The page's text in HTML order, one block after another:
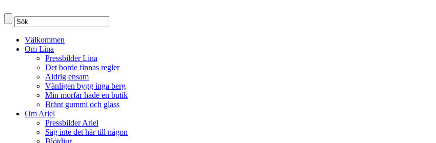
Välkommen
Om Lina
Pressbilder Lina
Det borde finnas regler
Aldrig ensam
Vänligen bygg inga berg
Min morfar hade en butik
Bränt gummi och glass
Om Ariel
Pressbilder Ariel
Säg inte det här till någon
Blötdjur